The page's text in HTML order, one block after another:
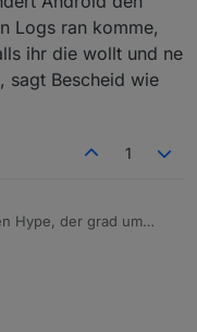
Logs ran komme,
ihr die wollt und ne
sagt Bescheid wie
1
Hype, der grad um
App geben
bringen und